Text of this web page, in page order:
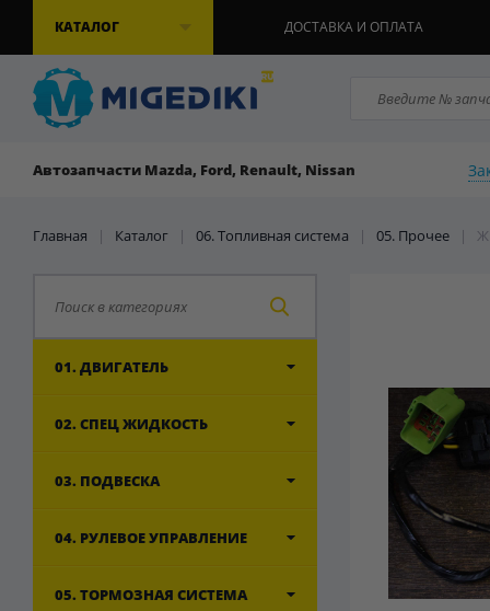
КАТАЛОГ ДОСТАВКА И ОПЛАТА
Автозапчасти Mazda, Ford, Renault, Nissan
Главная | Каталог | 06. Топливная система | 05. Прочее |
01. ДВИГАТЕЛЬ
02. СПЕЦ ЖИДКОСТЬ
03. ПОДВЕСКА
04. РУЛЕВОЕ УПРАВЛЕНИЕ
05. ТОРМОЗНАЯ СИСТЕМА